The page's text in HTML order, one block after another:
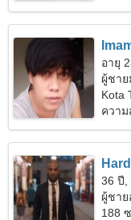
อายุ
ผู้ชา
Kota
ควา
36 ปี,
ผู้ชาย
188